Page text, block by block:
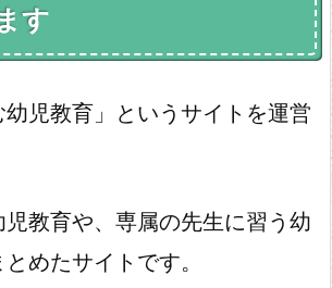
す
幼児教育」というサイトを運営
児教育や、専属の先生に習う幼
めたサイトです。